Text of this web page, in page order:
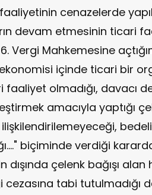
cenazelerde
devam etmesinin ticari
Vergi Mahkemesine
içinde ticari bir
faaliyet olmadığı, davacı
amacıyla yaptığı
biçiminde verdiği
dışında çelenk bağışı
cezasına tabi tutulmadığı